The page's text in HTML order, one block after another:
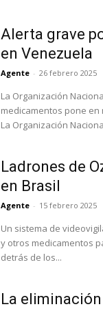
Alerta grave
en Venezuela
Agente - 26 febrero 2025
La Organización
medicamentos pone
La Organización
Ladrones de
en Brasil
Agente - 15 febrero 2025
Un sistema de
y otros medicamentos
detrás de los...
La